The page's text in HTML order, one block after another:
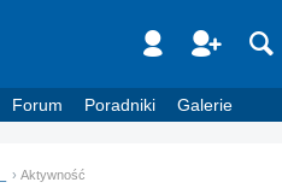
Forum Poradniki Galerie
Aktywność